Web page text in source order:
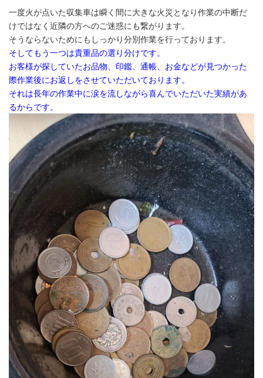
一度火が点いた収集車は瞬く間に大きな火災となり作業の中断だ
けではなく近隣の方へのご迷惑にも繋がります。
そうならないためにもしっかり分別作業を行っております。
そしてもう一つは貴重品の選り分けです。
お客様が探していたお品物、印鑑、通帳、お金などが見つかった
際作業後にお返しをさせていただいております。
それは長年の作業中に涙を流しながら喜んでいただいた実績があ
るからです。